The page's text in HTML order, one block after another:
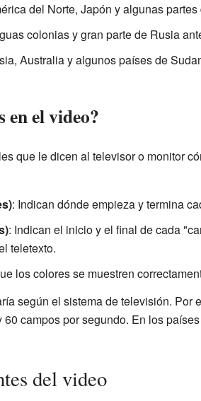
del Norte, Japón y algunas
colonias y gran parte de Rusia
Australia y algunos países de
en el video?
que le dicen al televisor o monitor
: Indican dónde empieza y termina
: Indican el inicio y el final de cada
teletexto.
los colores se muestren
según el sistema de televisión. Por
campos por segundo. En los
del video